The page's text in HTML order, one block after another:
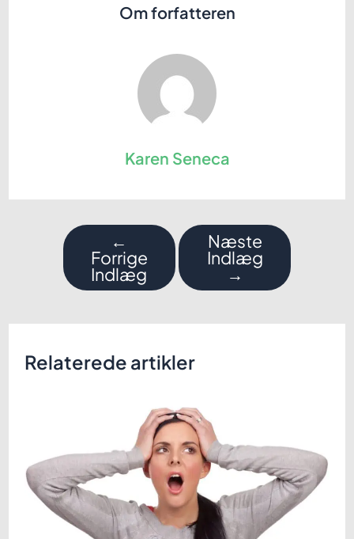
Om forfatteren
Karen Seneca
Indlægsnavigation
←
Forrige
Indlæg
Næste
Indlæg
→
Relaterede artikler